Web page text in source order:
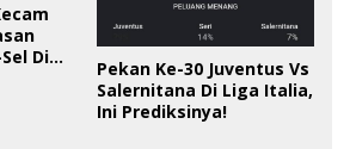
Di
Pekan Ke-30 Juventus Vs
Salernitana Di Liga Italia,
Ini Prediksinya!